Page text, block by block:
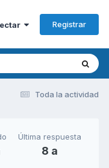
Registrar
Toda la actividad
Última respuesta
8 a